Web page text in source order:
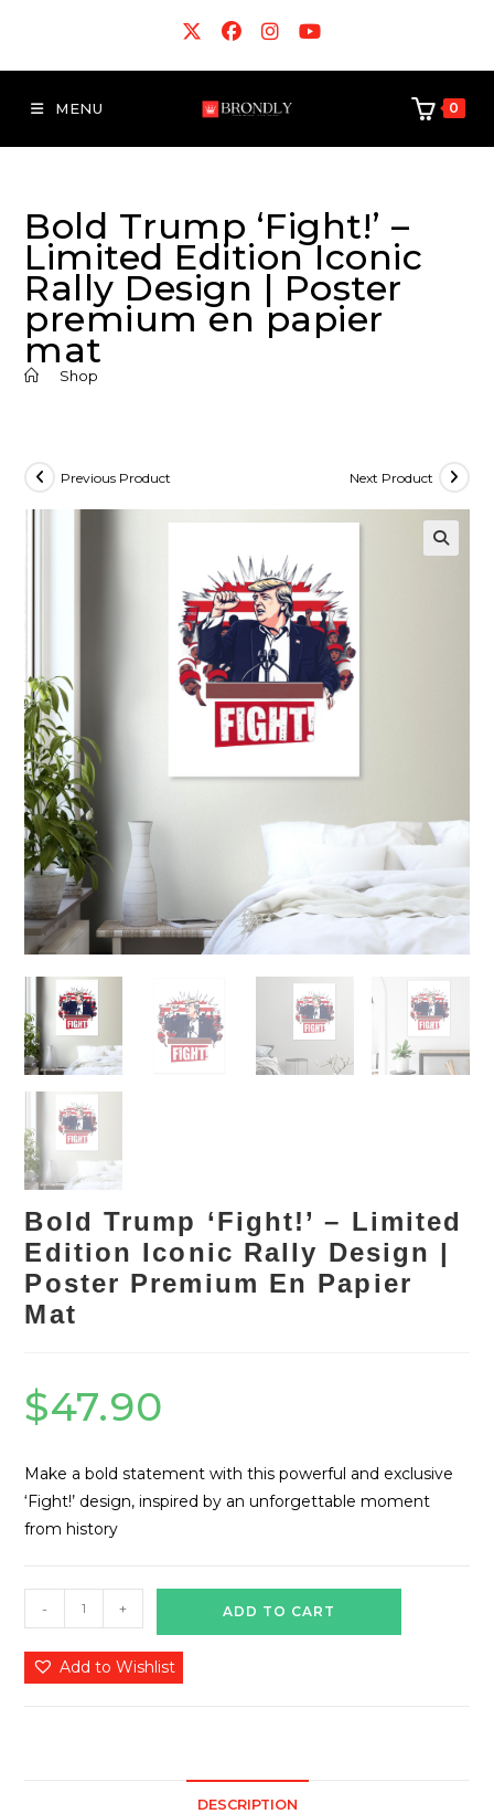
MENU 0
Bold Trump ‘Fight!’ –
Limited Edition Iconic
Rally Design | Poster
premium en papier
mat
Shop
Previous Product Next Product
Bold Trump ‘Fight!’ – Limited
Edition Iconic Rally Design |
Poster Premium En Papier
Mat
$47.90
Make a bold statement with this powerful and exclusive
‘Fight!’ design, inspired by an unforgettable moment
from history
- + ADD TO CART
Add to Wishlist
DESCRIPTION